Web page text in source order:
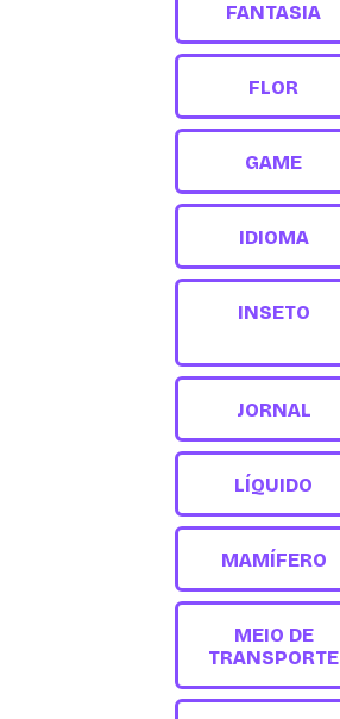
FANTASIA
FLOR
GAME
IDIOMA
INSETO
JORNAL
LÍQUIDO
MAMÍFERO
MEIO DE
TRANSPORTE